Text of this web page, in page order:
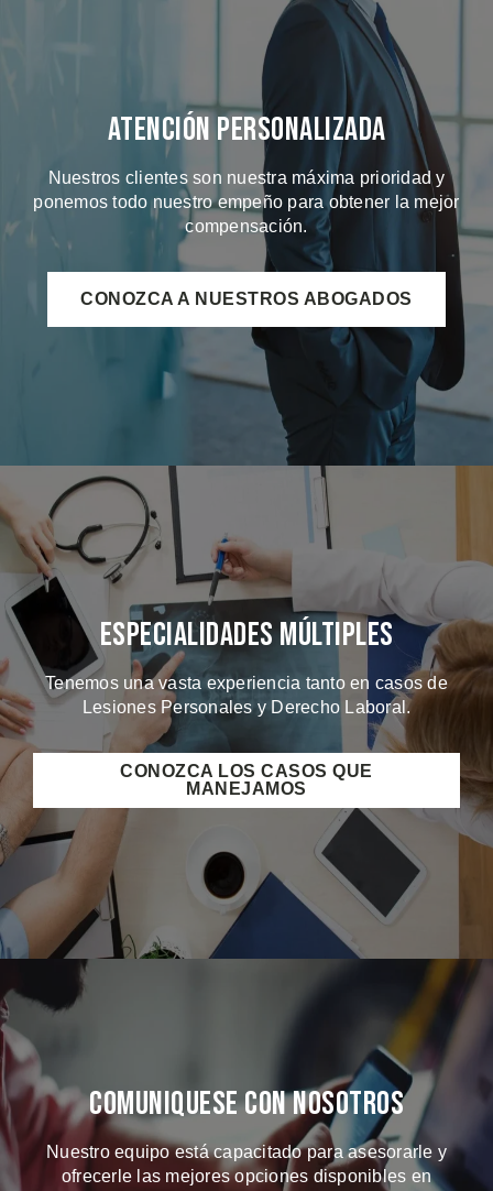
Atención Personalizada
Nuestros clientes son nuestra máxima prioridad y
ponemos todo nuestro empeño para obtener la mejor
compensación.
CONOZCA A NUESTROS ABOGADOS
Especialidades Múltiples
Tenemos una vasta experiencia tanto en casos de
Lesiones Personales y Derecho Laboral.
CONOZCA LOS CASOS QUE
MANEJAMOS
Comuniquese Con Nosotros
Nuestro equipo está capacitado para asesorarle y
ofrecerle las mejores opciones disponibles en